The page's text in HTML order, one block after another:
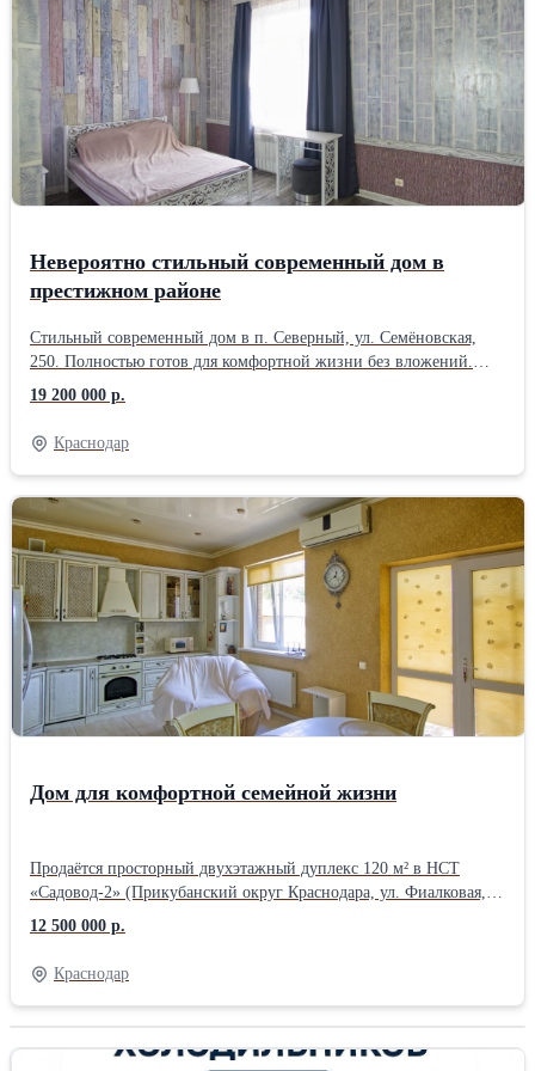
септик 8 м³; • бойлер 80 л; • оптоволоконный интернет; • газ
проходит по меже. Участок благоустроен: бетонный двор,
огород, сад, виноград, клубника и розы. Фасад 20 м, удобный
заезд. Отличное расположение с выездом на Ейское и
Ростовское шоссе. До детского сада 200 м, до школы 1 км. Тихий
зелёный район с хорошими соседями и чистым воздухом.
Невероятно стильный современный дом в
престижном районе
Стильный современный дом в п. Северный, ул. Семёновская,
250. Полностью готов для комфортной жизни без вложений.
Дом кирпичный, 2014 года постройки. Площадь 100,2 м²,
участок 4,2 сотки. Высокие потолки 3 м, качественный ремонт,
тёплый и уютный дом с продуманной планировкой. В доме: • 3
изолированные комнаты • просторная кухня-гостиная 55,6 м² •
санузел в керамограните • вся мебель и техника остаются •
сплит-системы, газ, оптоволоконный интернет, сигнализация
Коммуникации: • газовое отопление • собственная скважина 35
м • септик 15 м³ • электричество 15 кВт Участок благоустроен: •
двор в брусчатке • откатные ворота • два навеса • терраса и зона
отдыха • сад с розами Тихая тупиковая улица с асфальтом. Рядом
магазины, рынок, аптеки, остановки, детские и спортивные
площадки. Школа и школьный автобус рядом. До ТРЦ Красная
Площадь несколько минут на машине. Отличный вариант для
семьи, которая ищет готовый дом в спокойном и развитом
районе Краснодара.
19 200 000 р.
Краснодар
Дом для комфортной семейной жизни
Продаётся просторный двухэтажный дуплекс 120 м² в НСТ
«Садовод-2» (Прикубанский округ Краснодара, ул. Фиалковая,
33/1). Отличный вариант для семьи, которая ценит комфорт,
тишину и удобную инфраструктуру. Дом полностью готов к
проживанию без дополнительных вложений. Дом 2013 года
постройки, капитальный ремонт выполнен в 2018 году. Стены
кирпичные с утеплением, крыша утеплена минватой, высота
тепло зимой и комфортно летом. Планировка удобная и
12 500 000 р.
Краснодар